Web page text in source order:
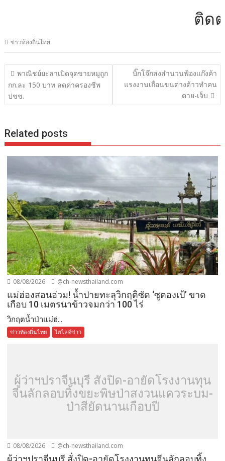
ติดต่อโ
ข่าวท้องถิ่นไทย
แนะแนว
เรื่อง
พาณิชย์ยะลาเปิดจุดขายหมูถูก
กก.ละ 150 บาท ลดค่าครองชีพ
ปชช.
บิ๊กโจ๊กส่งสำนวนฟ้องแก๊งค้า
แรงงานเถื่อนขนต่างด้าวทำคน
ตาย-เจ็บ
Related posts
08/08/2026 @ch-newsthailand.com
แม่ฮ่องสอนอ่วม! น้ำปายทะลุวิกฤติซัด ‘ซูตองเป้’ ขาด
เกือบ 10 เมตรนาข้าวจมกว่า 100 ไร่
วิกฤตน้ำป่าแม่ฮ่...
ข่าวท้องถิ่นไทย ไฮไลท์ข่าว
ผู้ว่าฯปราจีนบุรี สั่งปิด-อายัดโรงงานทุน
จีนลักลอบทิ้งขยะพิษป่าสงวนแควระบม-
ป่าสียัดนานเกือบปี
08/08/2026 @ch-newsthailand.com
ผู้ว่าฯปราจีนบุรี สั่งปิด-อายัดโรงงานทุนจีนลักลอบทิ้ง